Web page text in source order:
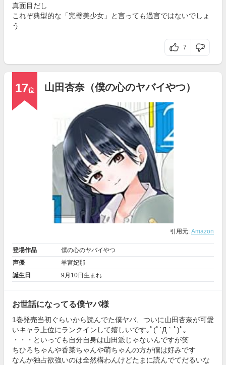
真面目だし
これぞ典型的な「完璧美少女」と言っても過言ではないでしょ
う
7
17位 山田杏奈（僕の心のヤバイやつ）
引用元: Amazon
登場作品
僕の心のヤバイやつ
声優
羊宮妃那
誕生日
9月10日生まれ
お世話になってる僕ヤバ様
1巻発売当初ぐらいから読んでた僕ヤバ、ついに山田杏奈が可愛
いキャラ上位にランクインして嬉しいです｡ﾟ(ﾟ´Д｀ﾟ)ﾟ｡
・・・といっても自分自身は山田派じゃないんですが笑
ちひろちゃんや香菜ちゃんや萌ちゃんの方が僕は好みです
なんか独占欲強いのは全然構わんけどたまに読んでてだるいな